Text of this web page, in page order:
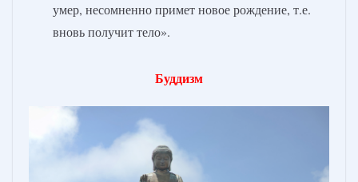
умер, несомненно примет новое рождение, т.е.
вновь получит тело».
Буддизм